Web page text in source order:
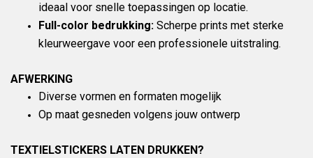
ideaal voor snelle toepassingen op locatie.
Full-color bedrukking: Scherpe prints met sterke
kleurweergave voor een professionele uitstraling.
AFWERKING
Diverse vormen en formaten mogelijk
Op maat gesneden volgens jouw ontwerp
TEXTIELSTICKERS LATEN DRUKKEN?